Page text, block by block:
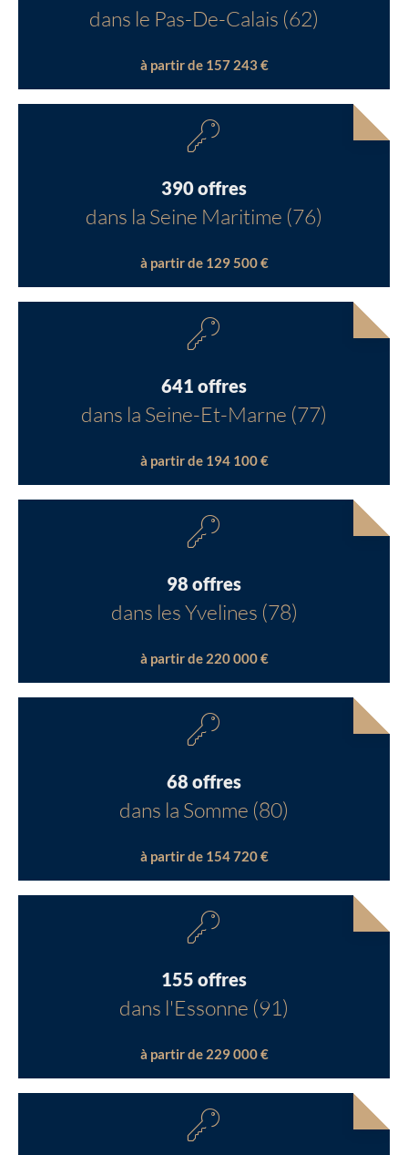
dans le Pas-De-Calais (62)
à partir de 157 243 €
390 offres
dans la Seine Maritime (76)
à partir de 129 500 €
641 offres
dans la Seine-Et-Marne (77)
à partir de 194 100 €
98 offres
dans les Yvelines (78)
à partir de 220 000 €
68 offres
dans la Somme (80)
à partir de 154 720 €
155 offres
dans l'Essonne (91)
à partir de 229 000 €